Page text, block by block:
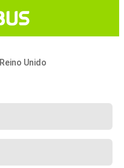
Reino Unido